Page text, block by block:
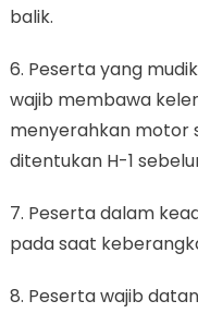
balik.
6. Peserta yang
wajib membawa
menyerahkan motor
ditentukan H-1
7. Peserta dalam
pada saat
8. Peserta wajib